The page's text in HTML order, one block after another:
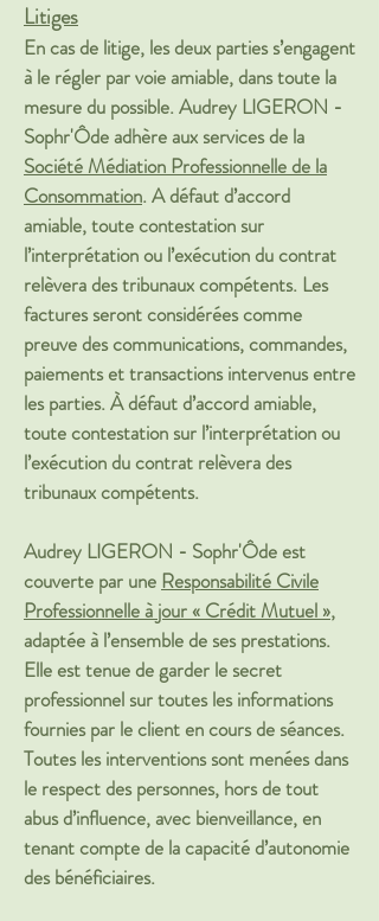
Litiges
En cas de litige, les deux parties s’engagent
à le régler par voie amiable, dans toute la
mesure du possible. Audrey LIGERON -
Sophr'Ôde adhère aux services de la
Société Médiation Professionnelle de la
Consommation. A défaut d’accord
amiable, toute contestation sur
l’interprétation ou l’exécution du contrat
relèvera des tribunaux compétents. Les
factures seront considérées comme
preuve des communications, commandes,
paiements et transactions intervenus entre
les parties. À défaut d’accord amiable,
toute contestation sur l’interprétation ou
l’exécution du contrat relèvera des
tribunaux compétents.
Audrey LIGERON - Sophr'Ôde est
couverte par une Responsabilité Civile
Professionnelle à jour « Crédit Mutuel »,
adaptée à l’ensemble de ses prestations.
Elle est tenue de garder le secret
professionnel sur toutes les informations
fournies par le client en cours de séances.
Toutes les interventions sont menées dans
le respect des personnes, hors de tout
abus d’influence, avec bienveillance, en
tenant compte de la capacité d’autonomie
des bénéficiaires.